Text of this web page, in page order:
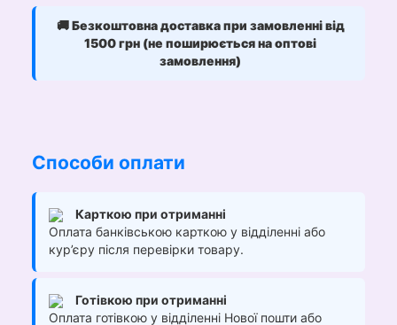
🚚Безкоштовна доставка при замовленні від
1500 грн (не поширюється на оптові
замовлення)
Способи оплати
Карткою при отриманні
Оплата банківською карткою у відділенні або
кур’єру після перевірки товару.
Готівкою при отриманні
Оплата готівкою у відділенні Нової пошти або